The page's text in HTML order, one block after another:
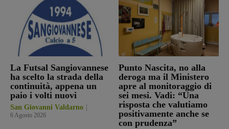
La Futsal Sangiovannese
ha scelto la strada della
continuità, appena un
paio i volti nuovi
San Giovanni Valdarno
6 Agosto 2026
Punto Nascita, no alla
deroga ma il Ministero
apre al monitoraggio di
sei mesi. Vadi: “Una
risposta che valutiamo
positivamente anche se
con prudenza”